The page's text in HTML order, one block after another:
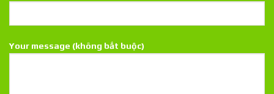
Your message (không bắt buộc)